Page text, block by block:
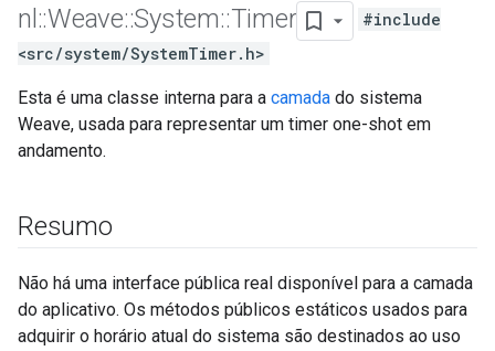
nl ::Weave::System::Timer
#include
<src/system/SystemTimer.h>
Esta é uma classe interna para a camada do sistema
Weave, usada para representar um timer one-shot em
andamento.
Resumo
Não há uma interface pública real disponível para a camada
do aplicativo. Os métodos públicos estáticos usados para
adquirir o horário atual do sistema são destinados ao uso